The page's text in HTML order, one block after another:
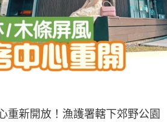
重新開放！漁護署轄下郊野公園